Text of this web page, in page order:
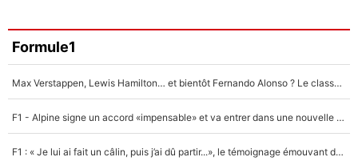
Formule1
Max Verstappen, Lewis Hamilton… et bientôt Fernando Alonso ? Le classement des pilotes les mieux payés en Formule 1 risque de changer !
F1 - Alpine signe un accord «impensable» et va entrer dans une nouvelle dimension : Grande nouvelle pour Pierre Gasly !
F1 : « Je lui ai fait un câlin, puis j’ai dû partir...», le témoignage émouvant de Max Verstappen sur sa fille